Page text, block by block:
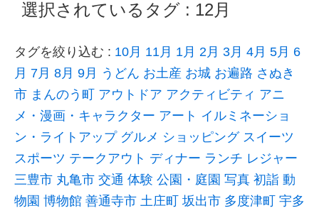
選択されているタグ : 12月
タグを絞り込む : 10月 11月 1月 2月 3月 4月 5月 6
月 7月 8月 9月 うどん お土産 お城 お遍路 さぬき
市 まんのう町 アウトドア アクティビティ アニ
メ・漫画・キャラクター アート イルミネーショ
ン・ライトアップ グルメ ショッピング スイーツ
スポーツ テークアウト ディナー ランチ レジャー
三豊市 丸亀市 交通 体験 公園・庭園 写真 初詣 動
物園 博物館 善通寺市 土庄町 坂出市 多度津町
宇多